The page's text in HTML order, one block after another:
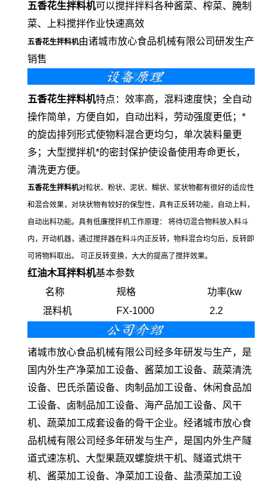
五香花生拌料机可以搅拌拌料各种酱菜、榨菜、腌制
菜、上料搅拌作业快速高效
五香花生拌料机由诸城市放心食品机械有限公司研发生产
销售
五香花生拌料机特点：效率高，混料速度快；全自动
操作简单，方便自如，自动出料，劳动强度更低；*
的旋齿排列形式使物料混合更均匀，单次装料量更
多；大型搅拌机*的密封保护使设备使用寿命更长，
清洗更方便。
五香花生拌料机对粒状、粉状、泥状、糊状、浆状物都有很好的适应性
和混合效果，对块状物有较好的保型性，具有正反转功能，自动上料，
自动出料功能。具有低廉搅拌机工作原理： 将待切混合物料放入料斗
内，开动机器，通过搅拌器在料斗内正反转，物料混合均匀后，反转即
可将物料取出。 可正反转变换，大大的提高了搅拌效果。
红油木耳拌料机基本参数
名称
规格
功率(kw
混料机
FX-1000 2.2
诸城市放心食品机械有限公司经多年研发与生产，是
国内外生产净菜加工设备、酱菜加工设备、蔬菜清洗
设备、巴氏杀菌设备、肉制品加工设备、休闲食品加
工设备、卤制品加工设备、海产品加工设备、风干
机、蔬菜加工成套设备的骨干企业。经诸城市放心食
品机械有限公司经多年研发与生产，是国内外生产隧
道式速冻机、大型果蔬双螺旋烘干机、隧道式烘干
机、酱菜加工设备、净菜加工设备、盐渍菜加工设